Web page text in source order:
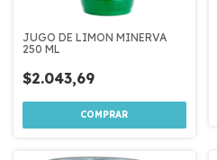
JUGO DE LIMON MINERVA
250 ML
$2.043,69